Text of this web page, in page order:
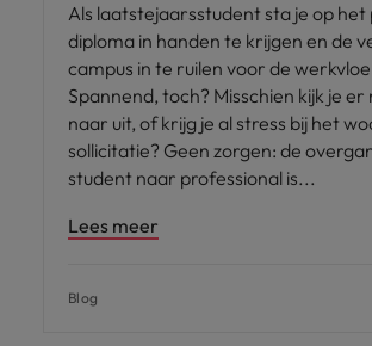
Als laatstejaarsstudent sta je op het
diploma in handen te krijgen en de
campus in te ruilen voor de
Spannend, toch? Misschien kijk je
naar uit, of krijg je al stress bij het
sollicitatie? Geen zorgen: de
student naar professional is
Lees meer
Blog